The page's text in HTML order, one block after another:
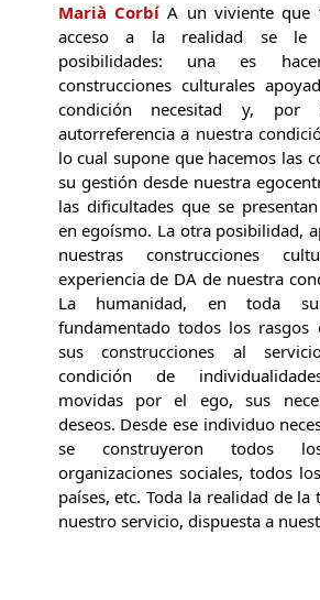
Marià CorbíA un viviente que
acceso a la realidad se le
posibilidades: una es
construcciones culturales
condición necesitad y,
autorreferencia a nuestra
lo cual supone que hacemos las
su gestión desde nuestra
las dificultades que se
en egoísmo. La otra posibilidad,
nuestras construcciones
experiencia de DA de nuestra
La humanidad, en toda
fundamentado todos los
sus construcciones al
condición de
movidas por el ego, sus
deseos. Desde ese individuo
se construyeron todos
organizaciones sociales, todos
países, etc. Toda la realidad de la
nuestro servicio, dispuesta a